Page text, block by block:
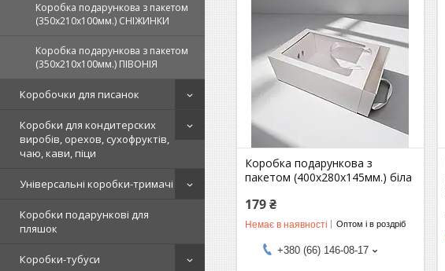
Коробка подарункова з пакетом
(350х210х100мм.) СНІЖИНКИ
Коробка подарункова з пакетом
(350х210х100мм.) ПІВОНІЯ
Коробочки для писанок
Коробки для кондитерских
виробів, орехов, сухофруктів,
чаю, кави, піци
Універсальні коробки-тримачі
Коробки подарункові для
пляшок
Коробки-тубуси
Коробка подарункова з
пакетом (400х280х145мм.) біла
179 ₴
Немає в наявності Оптом і в роздріб
+380 (66) 146-08-17